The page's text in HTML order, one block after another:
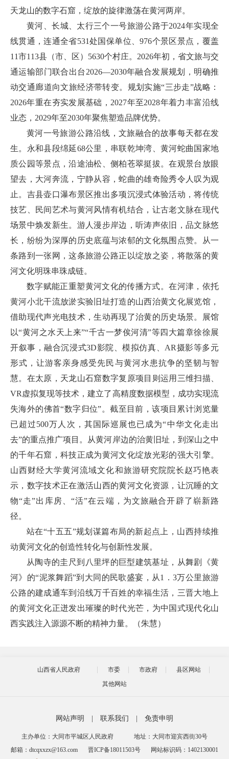
天龙山的数字石窟，绽放的旋律激荡在黄河两岸。
黄河、长城、太行三个一号旅游公路于2024年实现全
线贯通，连通全省531处国保单位、976个景区景点，覆盖
11市113县（市、区）5630个村庄。2026年初，省文旅与交
通运输部门联合出台2026—2030年融合发展规划，明确推
动交通廊道向文旅经济带转变。规划实施“三步走”战略：
2026年重在夯实发展基础，2027年至2028年着力丰富沿线
业态，2029年至2030年聚焦塑造品牌优势。
黄河一号旅游公路沿线，文旅融合的故事每天都在发
生。永和县段绵延68公里，串联乾坤湾、黄河蛇曲国家地
质公园等景点，沿途油松、侧柏苍翠挺拔。在观景台放眼
望去，大河奔流，宁静从容，蛇曲的雄奇险秀令人叹为观
止。吉县壶口瀑布景区推出多项沉浸式体验活动，将传统
技艺、民间艺术与黄河风情有机结合，让古老文脉在现代
场景中焕发新生。游人漫步岸边，听涛声依旧，品文脉悠
长，纷纷为深厚的历史底蕴与浓郁的文化氛围点赞。从一
条路到一张网，这条旅游公路正以绽放之姿，将散落的黄
河文化明珠串珠成链。
数字赋能正重塑黄河文化的传播方式。在河津，依托
黄河小北干流放淤实验旧址打造的山西治黄文化展览馆，
借助现代声光电技术，生动再现了治黄的历史场景。展馆
以“黄河之水天上来”“千古一梦俟河清”等四大篇章徐徐展
开叙事，融合沉浸式3D影院、模拟仿真、AR摄影等多元
形式，让游客亲身感受先民与黄河水患抗争的坚韧与智
慧。在太原，天龙山石窟数字复原项目则运用三维扫描、
VR虚拟复现等技术，建立了高精度数据模型，成功实现流
失海外的佛首“数字归位”。截至目前，该项目累计浏览量
已超过500万人次，其国际巡展也已成为“中华文化走出
去”的重点推广项目。从黄河岸边的治黄旧址，到深山之中
的千年石窟，科技正成为黄河文化绽放光彩的强大引擎。
山西财经大学黄河流域文化和旅游研究院院长赵巧艳表
示，数字技术正在激活山西的黄河文化资源，让沉睡的文
物“走”出库房、“活”在云端，为文旅融合开辟了崭新路
径。
站在“十五五”规划谋篇布局的新起点上，山西持续推
动黄河文化的创造性转化与创新性发展。
从陶寺的圭尺到八里坪的巨型建筑基址，从舞剧《黄
河》的“泥浆舞蹈”到大同的民歌盛宴，从1．3万公里旅游
公路的建成通车到沿线万千百姓的幸福生活，三晋大地上
的黄河文化正迸发出璀璨的时代光芒，为中国式现代化山
西实践注入源源不断的精神力量。（朱慧）
山西省人民政府 市委 市政府
县区网站
其他网站
网站声明 联系我们 免责申明
主办单位：大同市平城区人民政府
地址：大同市迎宾西街30号
邮箱：dtcqxxzx@163.com
晋ICP备18011503号 网站标识码：1402130001